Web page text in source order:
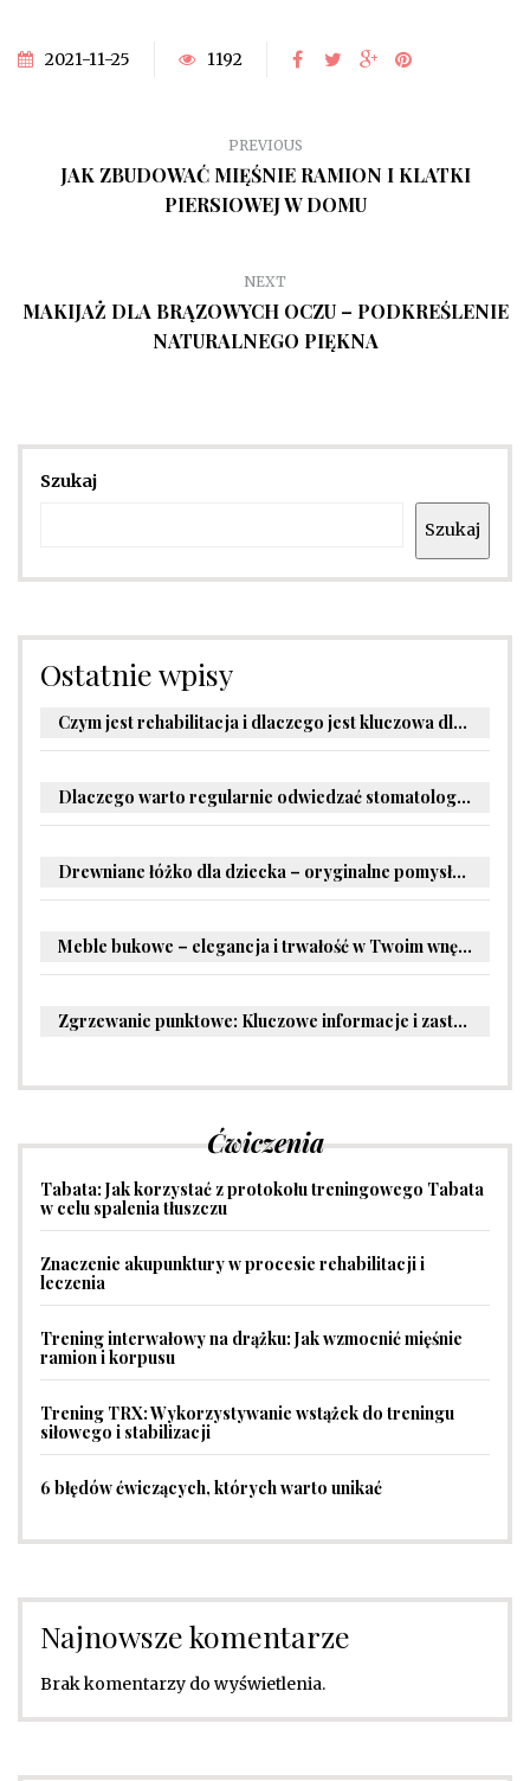
2021-11-25 1192
PREVIOUS
JAK ZBUDOWAĆ MIĘŚNIE RAMION I KLATKI
PIERSIOWEJ W DOMU
NEXT
MAKIJAŻ DLA BRĄZOWYCH OCZU – PODKREŚLENIE
NATURALNEGO PIĘKNA
Szukaj
Szukaj
Ostatnie wpisy
Czym jest rehabilitacja i dlaczego jest kluczowa dla powrotu do zdrowia?
Dlaczego warto regularnie odwiedzać stomatologa?
Drewniane łóżko dla dziecka – oryginalne pomysły na aranżację pokoju malucha
Meble bukowe – elegancja i trwałość w Twoim wnętrzu
Zgrzewanie punktowe: Kluczowe informacje i zastosowania w przemyśle
Ćwiczenia
Tabata: Jak korzystać z protokołu treningowego Tabata
w celu spalenia tłuszczu
Znaczenie akupunktury w procesie rehabilitacji i
leczenia
Trening interwałowy na drążku: Jak wzmocnić mięśnie
ramion i korpusu
Trening TRX: Wykorzystywanie wstążek do treningu
siłowego i stabilizacji
6 błędów ćwiczących, których warto unikać
Najnowsze komentarze
Brak komentarzy do wyświetlenia.